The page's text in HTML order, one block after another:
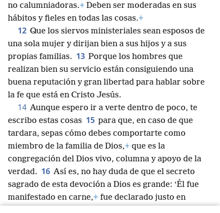
no calumniadoras.+ Deben ser moderadas en sus
hábitos y fieles en todas las cosas.+
12 Que los siervos ministeriales sean esposos de
una sola mujer y dirijan bien a sus hijos y a sus
propias familias. 13 Porque los hombres que
realizan bien su servicio están consiguiendo una
buena reputación y gran libertad para hablar sobre
la fe que está en Cristo Jesús.
14 Aunque espero ir a verte dentro de poco, te
escribo estas cosas 15 para que, en caso de que
tardara, sepas cómo debes comportarte como
miembro de la familia de Dios,+ que es la
congregación del Dios vivo, columna y apoyo de la
verdad. 16 Así es, no hay duda de que el secreto
sagrado de esta devoción a Dios es grande: ‘Él fue
manifestado en carne,+ fue declarado justo en